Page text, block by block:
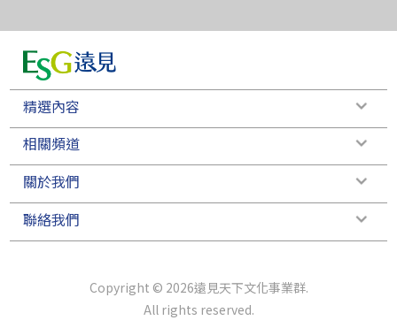
精選內容
相關頻道
關於我們
聯絡我們
Copyright © 2026遠見天下文化事業群.
All rights reserved.